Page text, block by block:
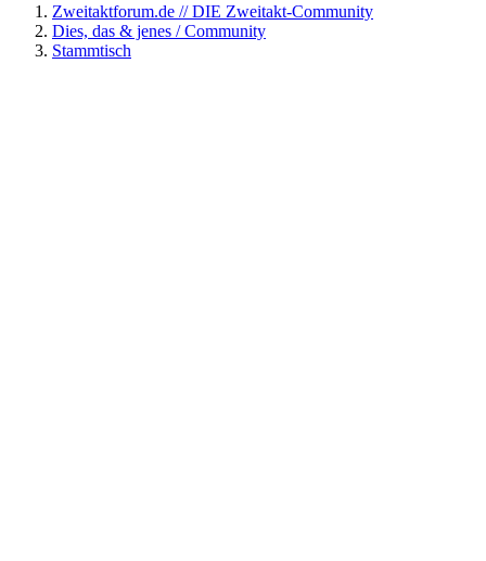
Zweitaktforum.de // DIE Zweitakt-Community
Dies, das & jenes / Community
Stammtisch